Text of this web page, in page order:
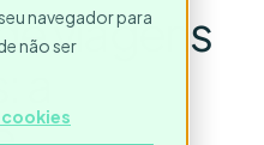
navegador para
não serviagens